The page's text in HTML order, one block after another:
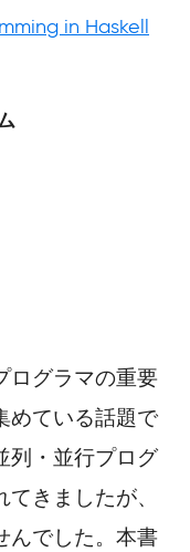
in Haskell
ログラマの重要
めている話題で
列・並行プログ
きましたが、
んでした。本書